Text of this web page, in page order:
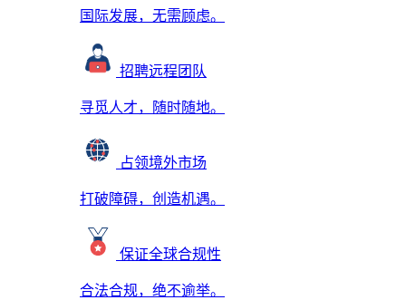
国际发展，无需顾虑。
招聘远程团队
寻觅人才，随时随地。
占领境外市场
打破障碍，创造机遇。
保证全球合规性
合法合规，绝不逾举。